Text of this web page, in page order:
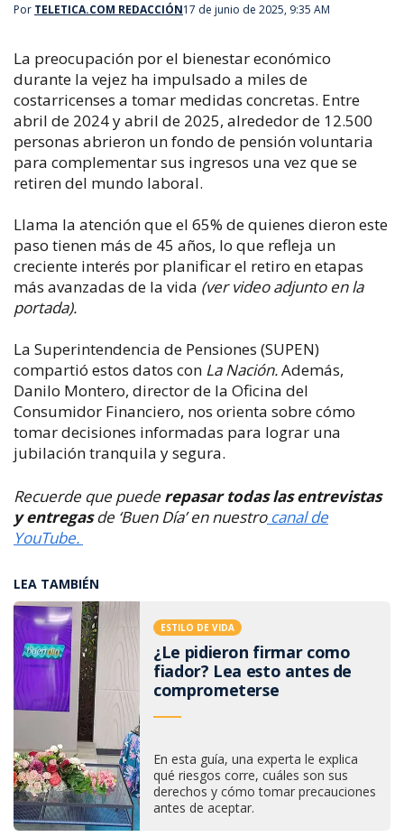
Por TELETICA.COM REDACCIÓN17 de junio de 2025, 9:35 AM
La preocupación por el bienestar económico
durante la vejez ha impulsado a miles de
costarricenses a tomar medidas concretas. Entre
abril de 2024 y abril de 2025, alrededor de 12.500
personas abrieron un fondo de pensión voluntaria
para complementar sus ingresos una vez que se
retiren del mundo laboral.
Llama la atención que el 65% de quienes dieron este
paso tienen más de 45 años, lo que refleja un
creciente interés por planificar el retiro en etapas
más avanzadas de la vida (ver video adjunto en la
portada).
La Superintendencia de Pensiones (SUPEN)
compartió estos datos con La Nación.Además,
Danilo Montero, director de la Oficina del
Consumidor Financiero, nos orienta sobre cómo
tomar decisiones informadas para lograr una
jubilación tranquila y segura.
Recuerde que puede repasar todas las entrevistas
y entregasde ‘Buen Día’ en nuestrocanal de
YouTube.
LEA TAMBIÉN
ESTILO DE VIDA
¿Le pidieron firmar como
fiador? Lea esto antes de
comprometerse
En esta guía, una experta le explica
qué riesgos corre, cuáles son sus
derechos y cómo tomar precauciones
antes de aceptar.